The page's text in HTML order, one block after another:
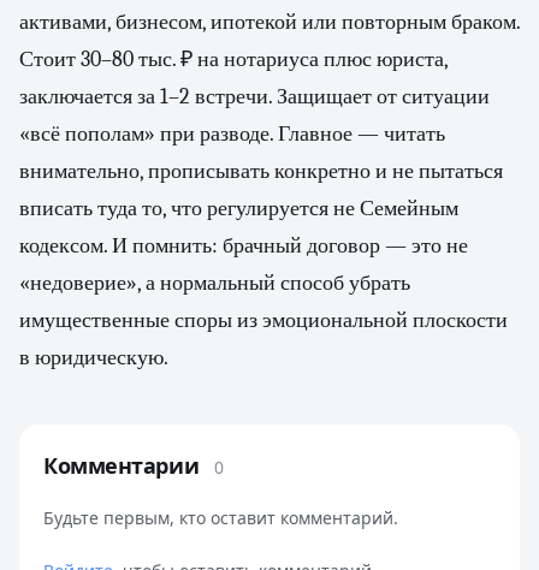
активами, бизнесом, ипотекой или повторным браком.
Стоит 30–80 тыс. ₽ на нотариуса плюс юриста,
заключается за 1–2 встречи. Защищает от ситуации
«всё пополам» при разводе. Главное — читать
внимательно, прописывать конкретно и не пытаться
вписать туда то, что регулируется не Семейным
кодексом. И помнить: брачный договор — это не
«недоверие», а нормальный способ убрать
имущественные споры из эмоциональной плоскости
в юридическую.
Комментарии 0
Будьте первым, кто оставит комментарий.